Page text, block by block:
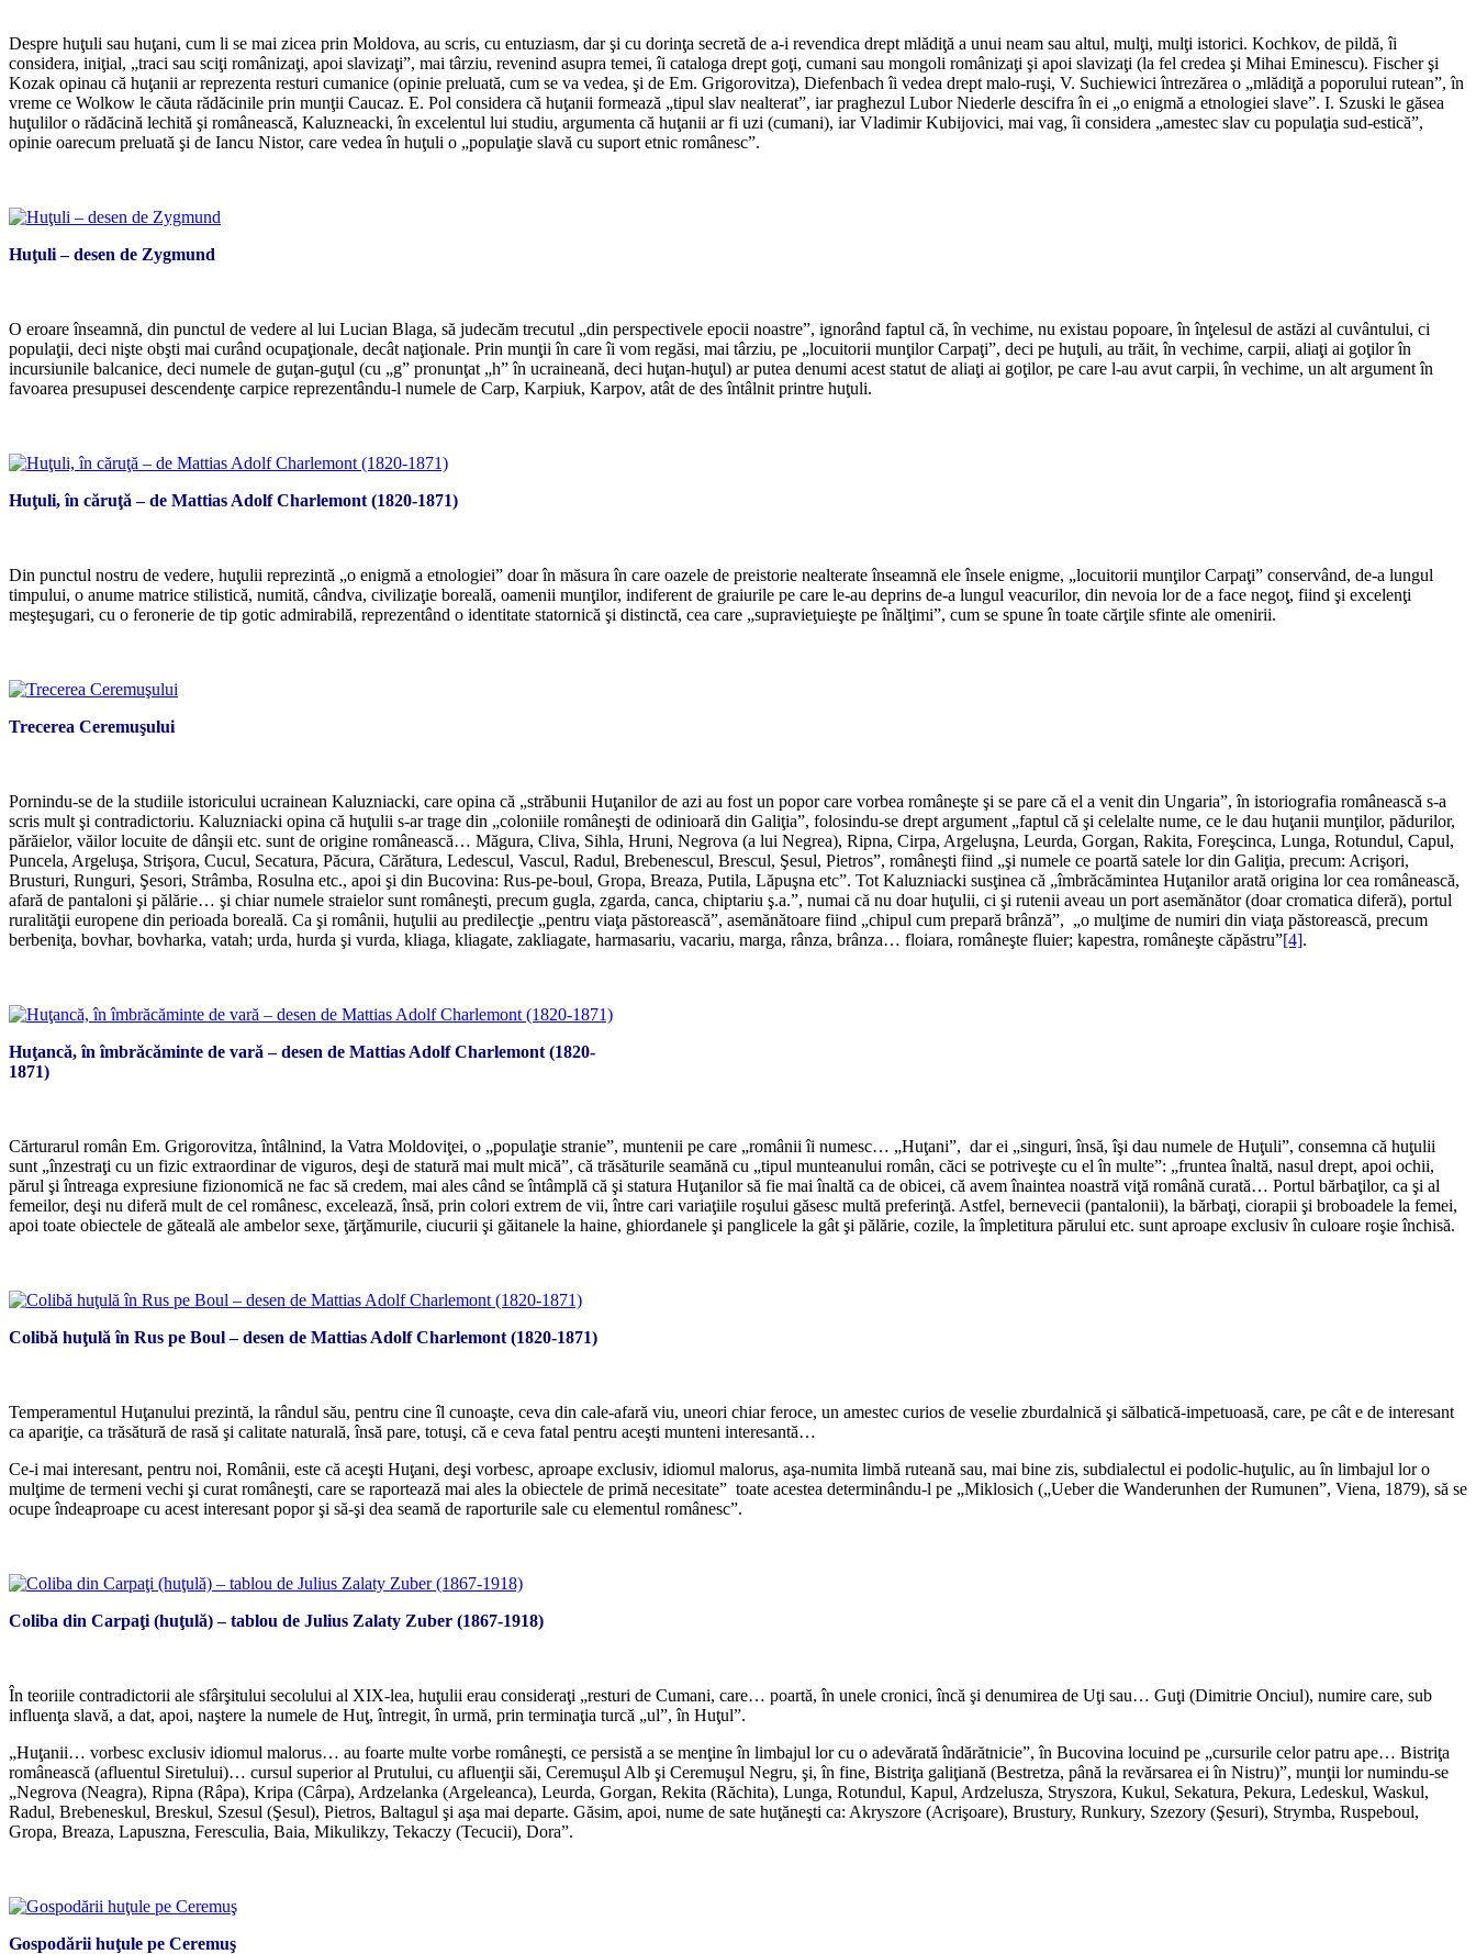
Despre huţuli sau huţani, cum li se mai zicea prin Moldova, au scris, cu entuziasm, dar şi cu dorinţa secretă de a-i revendica drept mlădiţă a unui neam sau altul, mulţi, mulţi istorici. Kochkov, de pildă, îi
considera, iniţial, „traci sau sciţi românizaţi, apoi slavizaţi”, mai târziu, revenind asupra temei, îi cataloga drept goţi, cumani sau mongoli românizaţi şi apoi slavizaţi (la fel credea şi Mihai Eminescu). Fischer şi
Kozak opinau că huţanii ar reprezenta resturi cumanice (opinie preluată, cum se va vedea, şi de Em. Grigorovitza), Diefenbach îi vedea drept malo-ruşi, V. Suchiewici întrezărea o „mlădiţă a poporului rutean”, în
vreme ce Wolkow le căuta rădăcinile prin munţii Caucaz. E. Pol considera că huţanii formează „tipul slav nealterat”, iar praghezul Lubor Niederle descifra în ei „o enigmă a etnologiei slave”. I. Szuski le găsea
huţulilor o rădăcină lechită şi românească, Kaluzneacki, în excelentul lui studiu, argumenta că huţanii ar fi uzi (cumani), iar Vladimir Kubijovici, mai vag, îi considera „amestec slav cu populaţia sud-estică”,
opinie oarecum preluată şi de Iancu Nistor, care vedea în huţuli o „populaţie slavă cu suport etnic românesc”.
Huţuli – desen de Zygmund
O eroare înseamnă, din punctul de vedere al lui Lucian Blaga, să judecăm trecutul „din perspectivele epocii noastre”, ignorând faptul că, în vechime, nu existau popoare, în înţelesul de astăzi al cuvântului, ci
populaţii, deci nişte obşti mai curând ocupaţionale, decât naţionale. Prin munţii în care îi vom regăsi, mai târziu, pe „locuitorii munţilor Carpaţi”, deci pe huţuli, au trăit, în vechime, carpii, aliaţi ai goţilor în
incursiunile balcanice, deci numele de guţan-guţul (cu „g” pronunţat „h” în ucraineană, deci huţan-huţul) ar putea denumi acest statut de aliaţi ai goţilor, pe care l-au avut carpii, în vechime, un alt argument în
favoarea presupusei descendenţe carpice reprezentându-l numele de Carp, Karpiuk, Karpov, atât de des întâlnit printre huţuli.
Huţuli, în căruţă – de Mattias Adolf Charlemont (1820-1871)
Din punctul nostru de vedere, huţulii reprezintă „o enigmă a etnologiei” doar în măsura în care oazele de preistorie nealterate înseamnă ele însele enigme, „locuitorii munţilor Carpaţi” conservând, de-a lungul
timpului, o anume matrice stilistică, numită, cândva, civilizaţie boreală, oamenii munţilor, indiferent de graiurile pe care le-au deprins de-a lungul veacurilor, din nevoia lor de a face negoţ, fiind şi excelenţi
meşteşugari, cu o feronerie de tip gotic admirabilă, reprezentând o identitate statornică şi distinctă, cea care „supravieţuieşte pe înălţimi”, cum se spune în toate cărţile sfinte ale omenirii.
Trecerea Ceremuşului
Pornindu-se de la studiile istoricului ucrainean Kaluzniacki, care opina că „străbunii Huţanilor de azi au fost un popor care vorbea româneşte şi se pare că el a venit din Ungaria”, în istoriografia românească s-a
scris mult şi contradictoriu. Kaluzniacki opina că huţulii s-ar trage din „coloniile româneşti de odinioară din Galiţia”, folosindu-se drept argument „faptul că şi celelalte nume, ce le dau huţanii munţilor, pădurilor,
părăielor, văilor locuite de dânşii etc. sunt de origine românească… Măgura, Cliva, Sihla, Hruni, Negrova (a lui Negrea), Ripna, Cirpa, Argeluşna, Leurda, Gorgan, Rakita, Foreşcinca, Lunga, Rotundul, Capul,
Puncela, Argeluşa, Strişora, Cucul, Secatura, Păcura, Cărătura, Ledescul, Vascul, Radul, Brebenescul, Brescul, Şesul, Pietros”, româneşti fiind „şi numele ce poartă satele lor din Galiţia, precum: Acrişori,
Brusturi, Runguri, Şesori, Strâmba, Rosulna etc., apoi şi din Bucovina: Rus-pe-boul, Gropa, Breaza, Putila, Lăpuşna etc”. Tot Kaluzniacki susţinea că „îmbrăcămintea Huţanilor arată origina lor cea românească,
afară de pantaloni şi pălărie… şi chiar numele straielor sunt româneşti, precum gugla, zgarda, canca, chiptariu ş.a.”, numai că nu doar huţulii, ci şi rutenii aveau un port asemănător (doar cromatica diferă), portul
ruralităţii europene din perioada boreală. Ca şi românii, huţulii au predilecţie „pentru viaţa păstorească”, asemănătoare fiind „chipul cum prepară brânză”, „o mulţime de numiri din viaţa păstorească, precum
berbeniţa, bovhar, bovharka, vatah; urda, hurda şi vurda, kliaga, kliagate, zakliagate, harmasariu, vacariu, marga, rânza, brânza… floiara, româneşte fluier; kapestra, româneşte căpăstru”[4].
Huţancă, în îmbrăcăminte de vară – desen de Mattias Adolf Charlemont (1820-
1871)
Cărturarul român Em. Grigorovitza, întâlnind, la Vatra Moldoviţei, o „populaţie stranie”, muntenii pe care „românii îi numesc… „Huţani”, dar ei „singuri, însă, îşi dau numele de Huţuli”, consemna că huţulii
sunt „înzestraţi cu un fizic extraordinar de viguros, deşi de statură mai mult mică”, că trăsăturile seamănă cu „tipul munteanului român, căci se potriveşte cu el în multe”: „fruntea înaltă, nasul drept, apoi ochii,
părul şi întreaga expresiune fizionomică ne fac să credem, mai ales când se întâmplă că şi statura Huţanilor să fie mai înaltă ca de obicei, că avem înaintea noastră viţă română curată… Portul bărbaţilor, ca şi al
femeilor, deşi nu diferă mult de cel românesc, excelează, însă, prin colori extrem de vii, între cari variaţiile roşului găsesc multă preferinţă. Astfel, bernevecii (pantalonii), la bărbaţi, ciorapii şi broboadele la femei,
apoi toate obiectele de găteală ale ambelor sexe, ţărţămurile, ciucurii şi găitanele la haine, ghiordanele şi panglicele la gât şi pălărie, cozile, la împletitura părului etc. sunt aproape exclusiv în culoare roşie închisă.
Colibă huţulă în Rus pe Boul – desen de Mattias Adolf Charlemont (1820-1871)
Temperamentul Huţanului prezintă, la rândul său, pentru cine îl cunoaşte, ceva din cale-afară viu, uneori chiar feroce, un amestec curios de veselie zburdalnică şi sălbatică-impetuoasă, care, pe cât e de interesant
ca apariţie, ca trăsătură de rasă şi calitate naturală, însă pare, totuşi, că e ceva fatal pentru aceşti munteni interesantă…
Ce-i mai interesant, pentru noi, Românii, este că aceşti Huţani, deşi vorbesc, aproape exclusiv, idiomul malorus, aşa-numita limbă ruteană sau, mai bine zis, subdialectul ei podolic-huţulic, au în limbajul lor o
mulţime de termeni vechi şi curat româneşti, care se raportează mai ales la obiectele de primă necesitate” toate acestea determinându-l pe „Miklosich („Ueber die Wanderunhen der Rumunen”, Viena, 1879), să se
ocupe îndeaproape cu acest interesant popor şi să-şi dea seamă de raporturile sale cu elementul românesc”.
Coliba din Carpaţi (huţulă) – tablou de Julius Zalaty Zuber (1867-1918)
În teoriile contradictorii ale sfârşitului secolului al XIX-lea, huţulii erau consideraţi „resturi de Cumani, care… poartă, în unele cronici, încă şi denumirea de Uţi sau… Guţi (Dimitrie Onciul), numire care, sub
influenţa slavă, a dat, apoi, naştere la numele de Huţ, întregit, în urmă, prin terminaţia turcă „ul”, în Huţul”.
„Huţanii… vorbesc exclusiv idiomul malorus… au foarte multe vorbe româneşti, ce persistă a se menţine în limbajul lor cu o adevărată îndărătnicie”, în Bucovina locuind pe „cursurile celor patru ape… Bistriţa
românească (afluentul Siretului)… cursul superior al Prutului, cu afluenţii săi, Ceremuşul Alb şi Ceremuşul Negru, şi, în fine, Bistriţa galiţiană (Bestretza, până la revărsarea ei în Nistru)”, munţii lor numindu-se
„Negrova (Neagra), Ripna (Râpa), Kripa (Cârpa), Ardzelanka (Argeleanca), Leurda, Gorgan, Rekita (Răchita), Lunga, Rotundul, Kapul, Ardzelusza, Stryszora, Kukul, Sekatura, Pekura, Ledeskul, Waskul,
Radul, Brebeneskul, Breskul, Szesul (Şesul), Pietros, Baltagul şi aşa mai departe. Găsim, apoi, nume de sate huţăneşti ca: Akryszore (Acrişoare), Brustury, Runkury, Szezory (Şesuri), Strymba, Ruspeboul,
Gropa, Breaza, Lapuszna, Feresculia, Baia, Mikulikzy, Tekaczy (Tecucii), Dora”.
Gospodării huţule pe Ceremuş